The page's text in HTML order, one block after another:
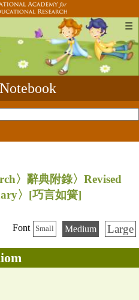
☰
Notebook
〉辭典附錄〉Revised
〉 [巧言如簧]
Font Small Medium Large